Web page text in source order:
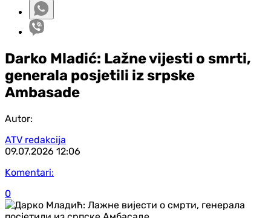
Darko Mladić: Lažne vijesti o smrti,
generala posjetili iz srpske
Ambasade
Autor:
ATV redakcija
09.07.2026 12:06
Komentari:
0